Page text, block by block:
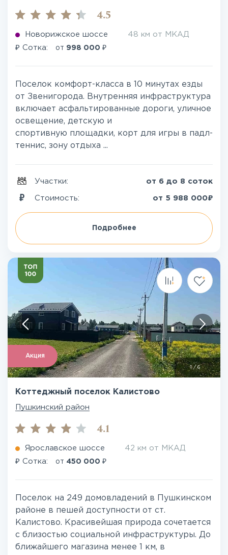
4.5
Новорижское шоссе 48 км от МКАД
₽ Сотка: от 998 000 ₽
Поселок комфорт-класса в 10 минутах езды
от Звенигорода. Внутренняя инфраструктура
включает асфальтированные дороги, уличное
освещение, детскую и
спортивную площадки, корт для игры в падл-
теннис, зону отдыха ...
Участки: от 6 до 8 соток
Стоимость: от 5 988 000₽
Подробнее
Акция
1/6
Коттеджный поселок Калистово
Пушкинский район
4.1
Ярославское шоссе 42 км от МКАД
₽ Сотка: от 450 000 ₽
Поселок на 249 домовладений в Пушкинском
районе в пешей доступности от ст.
Калистово. Красивейшая природа сочетается
с близостью социальной инфраструктуры. До
ближайшего магазина менее 1 км, в